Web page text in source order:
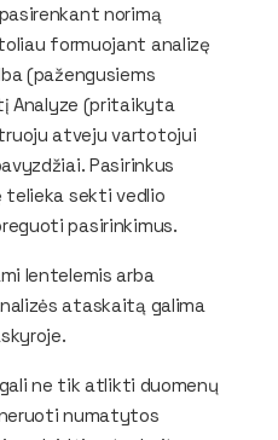
norimą
formuojant analizę
(pažengusiems
Analyze (pritaikyta
atveju vartotojui
Pasirinkus
telieka sekti vedlio
pasirinkimus.
lentelemis arba
ataskaitą galima
ne tik atlikti duomenų
numatytos